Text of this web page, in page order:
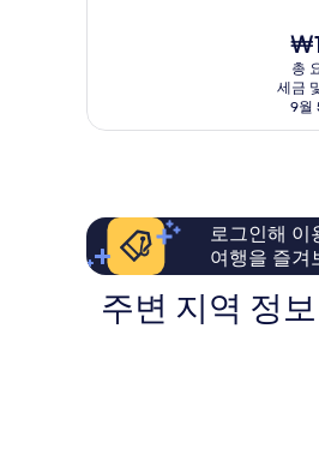
바
우
이
후
기
853
현
재
요
금
총
세금
9월
로그인해 이
여행을 즐겨
주변 지역 정보